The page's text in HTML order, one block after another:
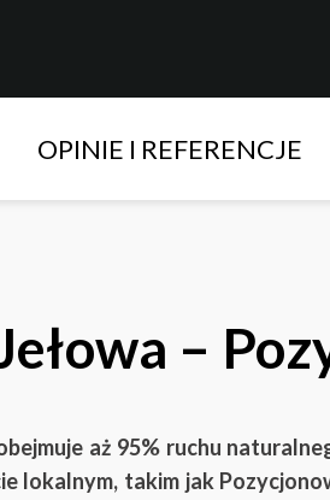
OPINIE I REFERENCJE
–
aż 95% ruchu
lokalnym, takim jak